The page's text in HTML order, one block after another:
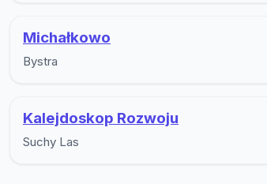
Michałkowo
Bystra
Kalejdoskop Rozwoju
Suchy Las